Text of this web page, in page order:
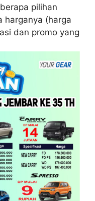
pilihan
harganya (harga
dan promo yang